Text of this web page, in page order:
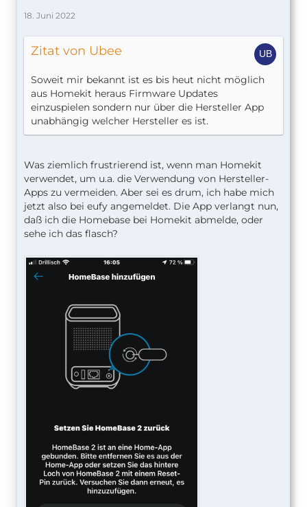
18. Juni 2022
Zitat von Ubee
Soweit mir bekannt ist es bis heut nicht möglich
aus Homekit heraus Firmware Updates
einzuspielen sondern nur über die Hersteller App
unabhängig welcher Hersteller es ist.
Was ziemlich frustrierend ist, wenn man Homekit
verwendet, um u.a. die Verwendung von Hersteller-
Apps zu vermeiden. Aber sei es drum, ich habe mich
jetzt also bei eufy angemeldet. Die App verlangt nun,
daß ich die Homebase bei Homekit abmelde, oder
sehe ich das flasch?